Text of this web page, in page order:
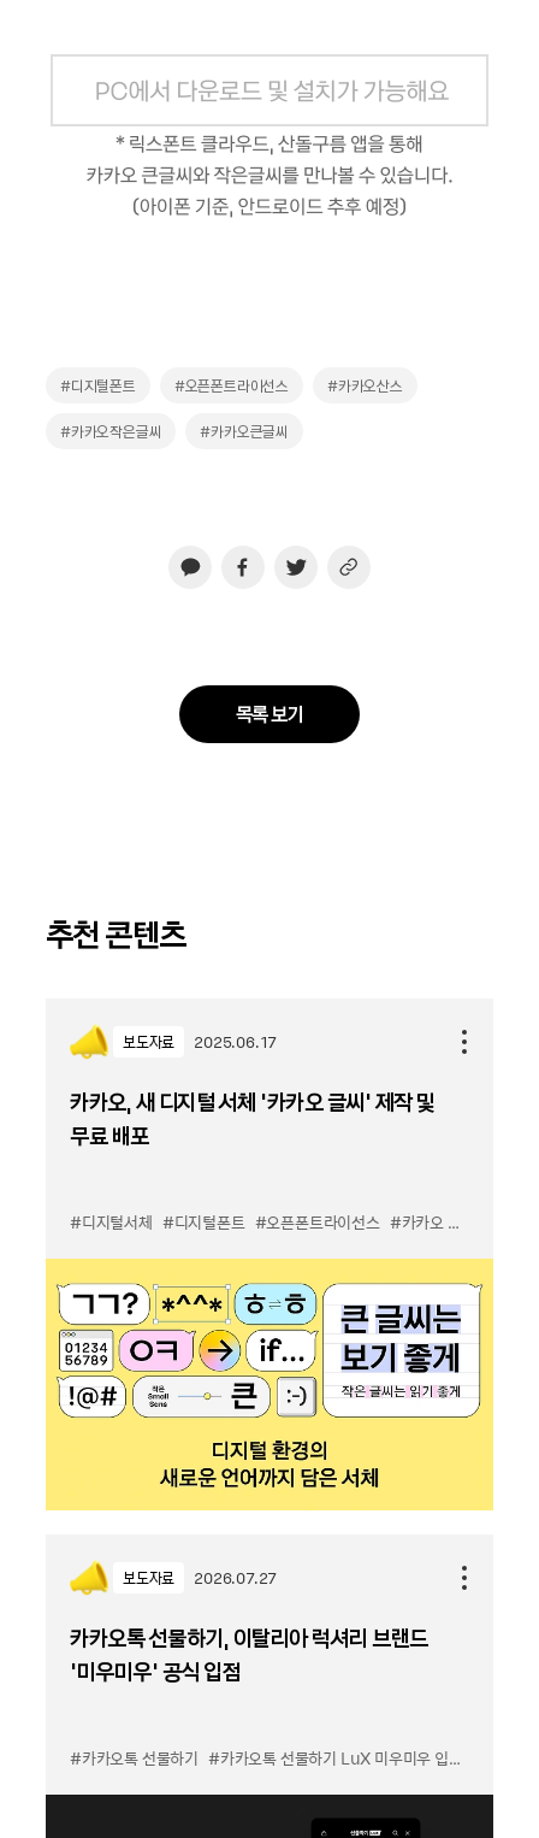
#디지털폰트 #오픈폰트라이선스 #카카오산스
#카카오작은글씨 #카카오큰글씨
목록 보기
추천 콘텐츠
보도자료 2025.06.17
카카오, 새 디지털 서체 '카카오 글씨' 제작 및
무료 배포
#디지털서체 #디지털폰트 #오픈폰트라이선스 #카카오 글씨
보도자료 2026.07.27
카카오톡 선물하기, 이탈리아 럭셔리 브랜드
'미우미우' 공식 입점
#카카오톡 선물하기 #카카오톡 선물하기 LuX 미우미우 입점